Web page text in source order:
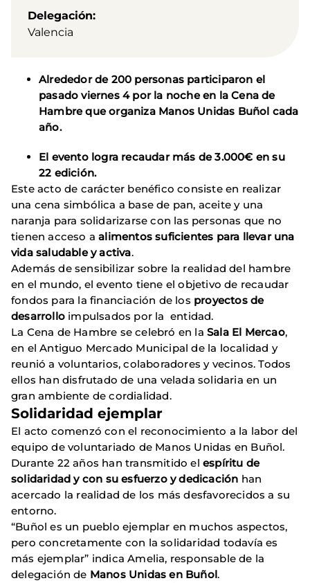
Delegación
Valencia
Alrededor de 200 personas participaron el
pasado viernes 4 por la noche en la Cena de
Hambre que organiza Manos Unidas Buñol cada
año.
El evento logra recaudar más de 3.000€ en su
22 edición.
Este acto de carácter benéfico consiste en realizar
una cena simbólica a base de pan, aceite y una
naranja para solidarizarse con las personas que no
tienen acceso aalimentos suficientes para llevar una
vida saludable y activa.
Además de sensibilizar sobre la realidad del hambre
en el mundo, el evento tiene el objetivo de recaudar
fondos para la financiación de los proyectos de
desarrollo impulsados por la entidad.
La Cena de Hambre se celebró en la Sala El Mercao,
en el Antiguo Mercado Municipal de la localidad y
reunió a voluntarios, colaboradores y vecinos. Todos
ellos han disfrutado de una velada solidaria en un
gran ambiente de cordialidad.
Solidaridad ejemplar
El acto comenzó con el reconocimiento a la labor del
equipo de voluntariado de Manos Unidas en Buñol.
Durante 22 años han transmitido el espíritu de
solidaridad y con su esfuerzo y dedicación han
acercado la realidad de los más desfavorecidos a su
entorno.
“Buñol es un pueblo ejemplar en muchos aspectos,
pero concretamente con la solidaridad todavía es
más ejemplar” indica Amelia, responsable de la
delegación de Manos Unidas en Buñol.